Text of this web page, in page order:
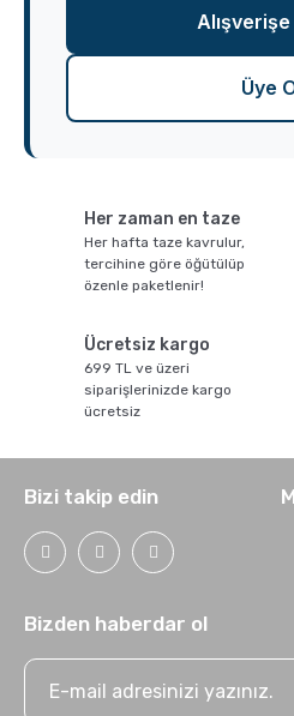
Sporcu Kahveleri
Üye
Her zaman en taze
Her hafta taze kavrulur,
tercihine göre öğütülüp
özenle paketlenir!
Ücretsiz kargo
699 TL ve üzeri
siparişlerinizde kargo
ücretsiz
Bizi takip edin
Bizden haberdar ol